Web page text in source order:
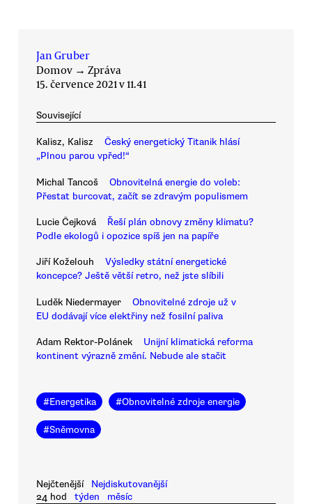
Jan Gruber
Domov → Zpráva
15. července 2021 v 11.41
Související
Kalisz, Kalisz
Český energetický Titanik hlásí
„Plnou parou vpřed!“
Michal Tancoš
Obnovitelná energie do voleb:
Přestat burcovat, začít se zdravým populismem
Lucie Čejková
Řeší plán obnovy změny klimatu?
Podle ekologů i opozice spíš jen na papíře
Jiří Koželouh
Výsledky státní energetické
koncepce? Ještě větší retro, než jste slíbili
Luděk Niedermayer
Obnovitelné zdroje už v
EU dodávají více elektřiny než fosilní paliva
Adam Rektor-Polánek
Unijní klimatická reforma
kontinent výrazně změní. Nebude ale stačit
#Energetika #Obnovitelné zdroje energie
#Sněmovna
Nejčtenější
Nejdiskutovanější
24 hod
týden měsíc